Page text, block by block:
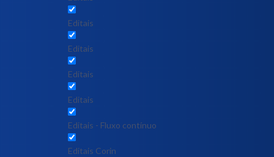
Editais
Editais
Editais
Editais
Editais - Fluxo contínuo
Editais Corin